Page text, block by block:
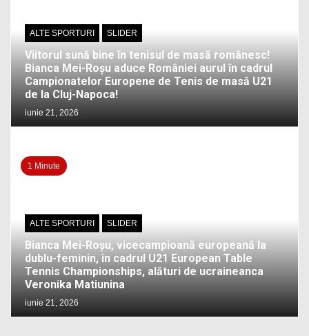
ALTE SPORTURI SLIDER
Viitorul sună bine în tenisul de masă românesc!
Bianca Mei-Roșu aduce României aurul în cadrul
Campionatelor Europene de Tenis de masă U21
de la Cluj-Napoca!
iunie 21, 2026
1 Minute
ALTE SPORTURI SLIDER
Bianca Mei-Roșu, vicecampioană europeană la
dublu-feminin, în cadrul U21 European Table
Tennis Championships, alături de ucraineanca
Veronika Matiunina
iunie 21, 2026